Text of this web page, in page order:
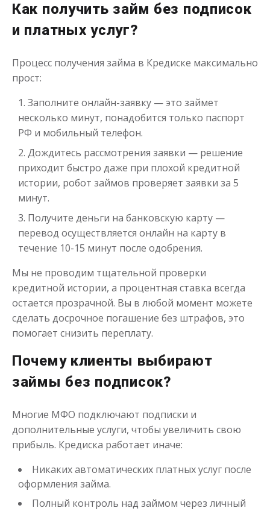
Как получить займ без подписок
и платных услуг?
Процесс получения займа в Кредиске максимально
прост:
Заполните онлайн-заявку — это займет
несколько минут, понадобится только паспорт
РФ и мобильный телефон.
Дождитесь рассмотрения заявки — решение
приходит быстро даже при плохой кредитной
истории, робот займов проверяет заявки за 5
минут.
Получите деньги на банковскую карту —
перевод осуществляется онлайн на карту в
течение 10-15 минут после одобрения.
Мы не проводим тщательной проверки
кредитной истории, а процентная ставка всегда
остается прозрачной. Вы в любой момент можете
сделать досрочное погашение без штрафов, это
помогает снизить переплату.
Почему клиенты выбирают
займы без подписок?
Многие МФО подключают подписки и
дополнительные услуги, чтобы увеличить свою
прибыль. Кредиска работает иначе:
Никаких автоматических платных услуг после
оформления займа.
Полный контроль над займом через личный